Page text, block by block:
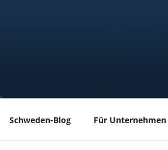
Schweden-Blog Für Unternehmen